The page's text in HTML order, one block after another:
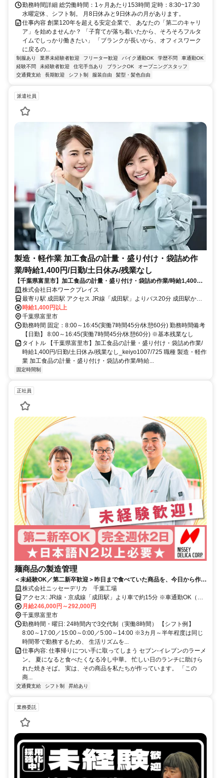
勤務時間詳細 総労働時間：1ヶ月あたり153時間 定時：8:30~17:30
水曜定休、シフト制。 月8日休みと9日休みの月があります。
仕事内容 創業120年を超える安定企業で、 あなたの「第二のキャリ
ア」を始めませんか？ 「子育てが落ち着いたから、そろそろフルタ
イムでしっかり働きたい」 「ブランクが長いから、オフィスワーク
に戻るの...
制服あり 業界未経験者歓迎 フリーター歓迎 バイク通勤OK 学歴不問
車通勤OK
経験不問
未経験者歓迎 住宅手当あり ブランクOK
オープニングスタッフ
交通費支給
長期歓迎 シフト制 服装自由 髪型・髪色自由
派遣社員
製造・軽作業 加工食品の計量・盛り付け・袋詰め作
業/時給1,400円/日勤/土日休み/残業なし
【千葉県富里市】加工食品の計量・盛り付け・袋詰め作業/時給1,400円/
日勤/土日休み/残業なし_keiyo1007/725
株式会社日本ワークプレイス
最寄り駅 成田駅 アクセス JR線「成田駅」よりバス20分 成田駅から
公共バスあり
時給1,400円以上
千葉県富里市
勤務時間 固定：8:00～16:45(実働7時間45分/休憩60分) 勤務時間備考
【日勤】 8:00～16:45(実働7時間45分/休憩60分) ※基本残業なし
タイトル 【千葉県富里市】加工食品の計量・盛り付け・袋詰め作業/
時給1,400円/日勤/土日休み/残業なし_keiyo1007/725 職種 製造・軽作
業 加工食品の計量・盛り付け・袋詰め作業/時給...
固定時間制
正社員
麺商品の製造管理
＜未経験OK／第二新卒歓迎＞昨日まで食べていた商品を、今日から作る
側へ。セブン-イレブンのうどんやラーメンを作る食品会社◎
株式会社ニッセーデリカ 千葉工場
アクセス: JR線・京成線「成田駅」より車で約15分 ※車通勤OK（駐
車場使用可、ガソリン代支給／規定有）
月給246,000円～292,000円
千葉県富里市
勤務時間・曜日: 24時間内で3交代制（実働8時間） 【シフト例】
8:00～17:00／15:00～0:00／5:00～14:00 ※3カ月～半年程度は同じ
時間帯で勤務するため、 生活リズムを...
仕事内容: 仕事帰りについ手に取ってしまう セブン-イレブンのラーメ
ン。 夏になると食べたくなる冷し中華。 忙しい日のランチに助けら
れた焼きそば。 実は、その商品を私たちが作っています。 「この
商...
交通費支給 シフト制 昇給あり
業務委託